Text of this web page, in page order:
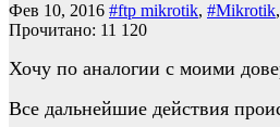
Фев 10, 2016 #ftp mikrotik, #Mikrotik,
Прочитано: 11 120
Хочу по аналогии с моими
Все дальнейшие действия